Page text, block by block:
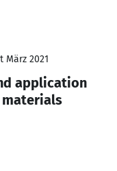
März 2021
application